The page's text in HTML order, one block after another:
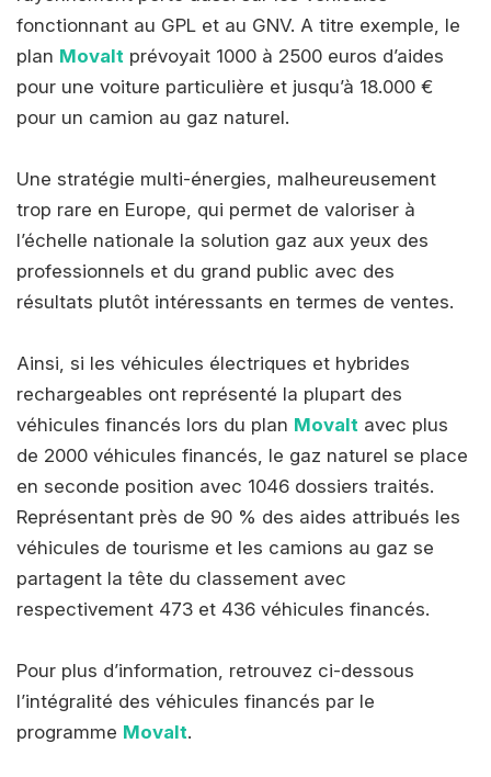
fonctionnant au GPL et au GNV. A titre exemple, le
plan Movalt prévoyait 1000 à 2500 euros d’aides
pour une voiture particulière et jusqu’à 18.000 €
pour un camion au gaz naturel.
Une stratégie multi-énergies, malheureusement
trop rare en Europe, qui permet de valoriser à
l’échelle nationale la solution gaz aux yeux des
professionnels et du grand public avec des
résultats plutôt intéressants en termes de ventes.
Ainsi, si les véhicules électriques et hybrides
rechargeables ont représenté la plupart des
véhicules financés lors du plan Movalt avec plus
de 2000 véhicules financés, le gaz naturel se place
en seconde position avec 1046 dossiers traités.
Représentant près de 90 % des aides attribués les
véhicules de tourisme et les camions au gaz se
partagent la tête du classement avec
respectivement 473 et 436 véhicules financés.
Pour plus d’information, retrouvez ci-dessous
l’intégralité des véhicules financés par le
programme Movalt.